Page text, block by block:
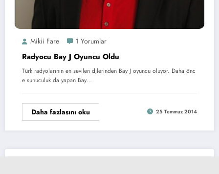
Mikii Fare 1 Yorumlar
Radyocu Bay J Oyuncu Oldu
Türk radyolarının en sevilen djlerinden Bay J oyuncu oluyor. Daha önc
e sunuculuk da yapan Bay…
Daha fazlasını oku 25 Temmuz 2014